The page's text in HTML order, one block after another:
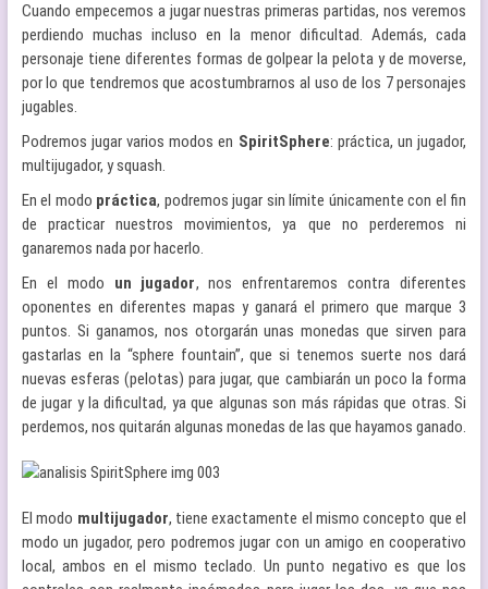
Cuando empecemos a jugar nuestras primeras partidas, nos veremos
perdiendo muchas incluso en la menor dificultad. Además, cada
personaje tiene diferentes formas de golpear la pelota y de moverse,
por lo que tendremos que acostumbrarnos al uso de los 7 personajes
jugables.
Podremos jugar varios modos en SpiritSphere: práctica, un jugador,
multijugador, y squash.
En el modo práctica, podremos jugar sin límite únicamente con el fin
de practicar nuestros movimientos, ya que no perderemos ni
ganaremos nada por hacerlo.
En el modo un jugador, nos enfrentaremos contra diferentes
oponentes en diferentes mapas y ganará el primero que marque 3
puntos. Si ganamos, nos otorgarán unas monedas que sirven para
gastarlas en la “sphere fountain”, que si tenemos suerte nos dará
nuevas esferas (pelotas) para jugar, que cambiarán un poco la forma
de jugar y la dificultad, ya que algunas son más rápidas que otras. Si
perdemos, nos quitarán algunas monedas de las que hayamos ganado.
El modo multijugador, tiene exactamente el mismo concepto que el
modo un jugador, pero podremos jugar con un amigo en cooperativo
local, ambos en el mismo teclado. Un punto negativo es que los